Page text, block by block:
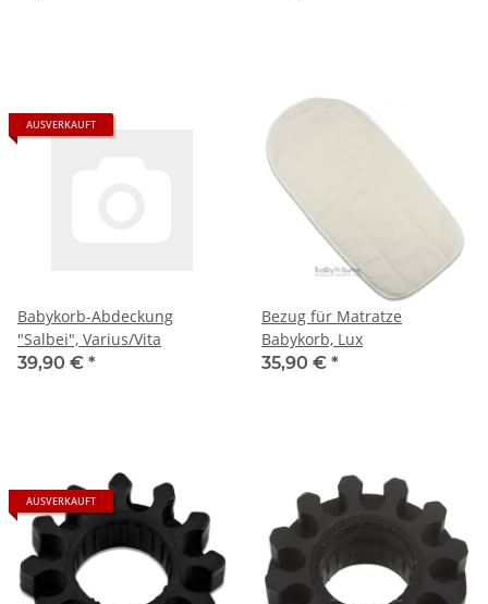
AUSVERKAUFT
Babykorb-Abdeckung
"Salbei", Varius/Vita
39,90 € *
Bezug für Matratze
Babykorb, Lux
35,90 € *
AUSVERKAUFT